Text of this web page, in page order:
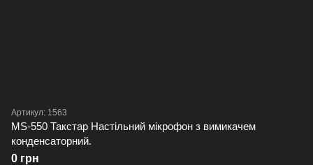
Артикул: 1563
MS-550 Такстар Настільний мікрофон з вимикачем
конденсаторний.
0 грн